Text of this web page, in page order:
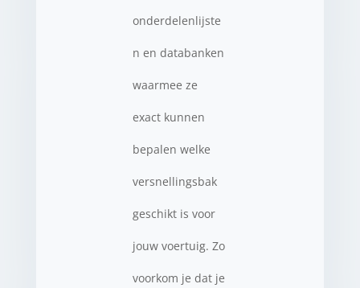
onderdelenlijste
n en databanken
waarmee ze
exact kunnen
bepalen welke
versnellingsbak
geschikt is voor
jouw voertuig. Zo
voorkom je dat je